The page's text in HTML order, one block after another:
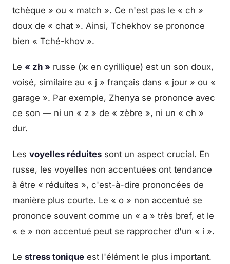
tchèque » ou « match ». Ce n'est pas le « ch »
doux de « chat ». Ainsi, Tchekhov se prononce
bien « Tché-khov ».
Le « zh » russe (ж en cyrillique) est un son doux,
voisé, similaire au « j » français dans « jour » ou «
garage ». Par exemple, Zhenya se prononce avec
ce son — ni un « z » de « zèbre », ni un « ch »
dur.
Les voyelles réduites sont un aspect crucial. En
russe, les voyelles non accentuées ont tendance
à être « réduites », c'est-à-dire prononcées de
manière plus courte. Le « o » non accentué se
prononce souvent comme un « a » très bref, et le
« e » non accentué peut se rapprocher d'un « i ».
Le stress tonique est l'élément le plus important.